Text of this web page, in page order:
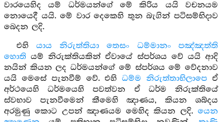
වාරයෙහිද යම් ධර්මයන්ගේ මේ කිරිය යයි වචනයම
නොයෙදී යයි. මේ වාර දෙකෙහි තුන බැගින් පටිසම්භිදාව
බෙදන ලදි.
එහි යාය නිරුත්තියා තෙසං ධම්මානං පඤ්ඤත්ති
හොති යම් නිරුක්තියකින් ඒවායේ ස්පර්ශය වේ යයි ආදි
නයින් කියන ලද ධර්මයන්ගේ මේ ස්පර්ශය මේ වේදනාව
යයි මෙසේ පැනවීම් වේ. එහිධම්ම නිරුත්තාභිලාපෙ ඒ
අර්ථයෙහි ධර්මයෙහි පවත්වන ඒ ධර්ම නිරුක්තියේ
ස්වභාව පැනවීමෙන් කීමෙහි ඤාණය, කියන ශබ්දය
අරමුණු කොට උපන් ඤාණයම මෙහිද කියන ලදි. යෙන